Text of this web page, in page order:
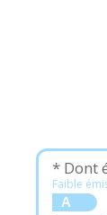
* Dont
Faible
A